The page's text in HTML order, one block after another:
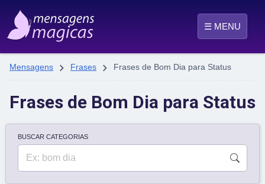
☰ MENU
Mensagens  Frases  Frases de Bom Dia para Status
Frases de Bom Dia para Status
BUSCAR CATEGORIAS